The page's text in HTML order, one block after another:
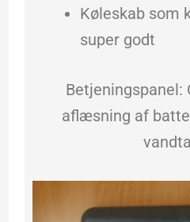
Køleskab som
super godt
Betjeningspanel:
aflæsning af